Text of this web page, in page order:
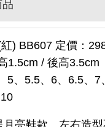
) BB607 定價：
1.5cm / 後高3.5cm
5、5.5、6、6.5、7
月亮鞋款，左右造